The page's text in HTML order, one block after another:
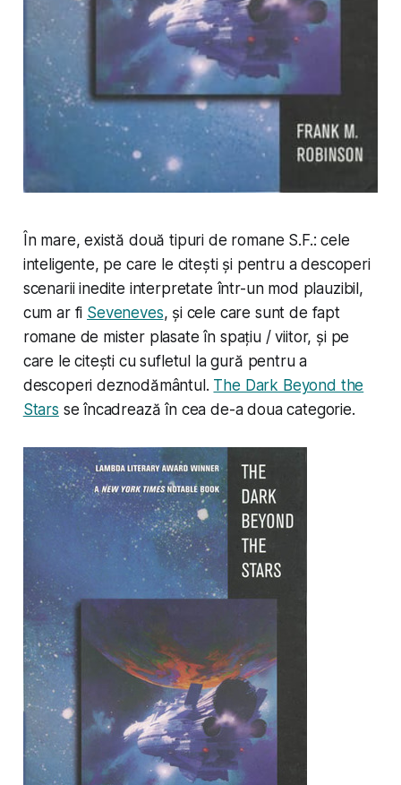
În mare, există două tipuri de romane S.F.: cele
inteligente, pe care le citești și pentru a descoperi
scenarii inedite interpretate într-un mod plauzibil,
cum ar fi Seveneves, și cele care sunt de fapt
romane de mister plasate în spațiu / viitor, și pe
care le citești cu sufletul la gură pentru a
descoperi deznodământul. The Dark Beyond the
Stars se încadrează în cea de-a doua categorie.